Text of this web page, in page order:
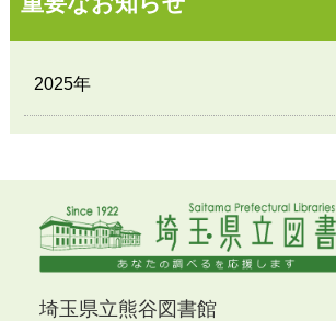
2025年
埼玉県立熊谷図書館